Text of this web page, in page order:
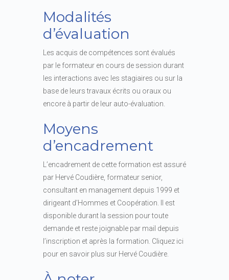
Modalités
d’évaluation
Les acquis de compétences sont évalués
par le formateur en cours de session durant
les interactions avec les stagiaires ou sur la
base de leurs travaux écrits ou oraux ou
encore à partir de leur auto-évaluation.
Moyens
d’encadrement
L’encadrement de cette formation est assuré
par Hervé Coudière, formateur senior,
consultant en management depuis 1999 et
dirigeant d’Hommes et Coopération. Il est
disponible durant la session pour toute
demande et reste joignable par mail depuis
l’inscription et après la formation. Cliquez ici
pour en savoir plus sur Hervé Coudière.